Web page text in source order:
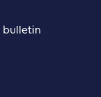
bulletin